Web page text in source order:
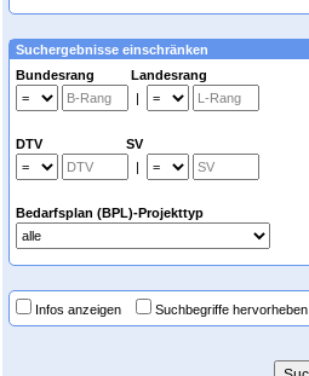
Suchergebnisse einschränken
Bundesrang Landesrang
|
DTV SV
|
Bedarfsplan (BPL)-Projekttyp
Infos anzeigen Suchbegriffe hervorheben